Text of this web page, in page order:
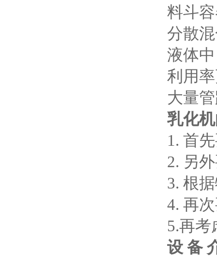
料斗
分散
液体
利用
大量
乳化
1. 首
2. 另
3. 根
4. 再
5.再
设 备